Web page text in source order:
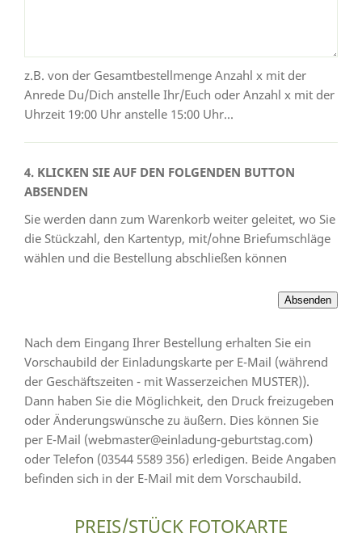
z.B. von der Gesamtbestellmenge Anzahl x mit der
Anrede Du/Dich anstelle Ihr/Euch oder Anzahl x mit der
Uhrzeit 19:00 Uhr anstelle 15:00 Uhr...
4. KLICKEN SIE AUF DEN FOLGENDEN BUTTON
ABSENDEN
Sie werden dann zum Warenkorb weiter geleitet, wo Sie
die Stückzahl, den Kartentyp, mit/ohne Briefumschläge
wählen und die Bestellung abschließen können
Nach dem Eingang Ihrer Bestellung erhalten Sie ein
Vorschaubild der Einladungskarte per E-Mail (während
der Geschäftszeiten - mit Wasserzeichen MUSTER)).
Dann haben Sie die Möglichkeit, den Druck freizugeben
oder Änderungswünsche zu äußern. Dies können Sie
per E-Mail (webmaster@einladung-geburtstag.com)
oder Telefon (03544 5589 356) erledigen. Beide Angaben
befinden sich in der E-Mail mit dem Vorschaubild.
PREIS/STÜCK FOTOKARTE